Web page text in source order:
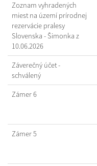
Zoznam vyhradených
miest na území prírodnej
rezervácie pralesy
Slovenska - Šimonka z
10.06.2026
Záverečný účet -
schválený
Zámer 6
Zámer 5